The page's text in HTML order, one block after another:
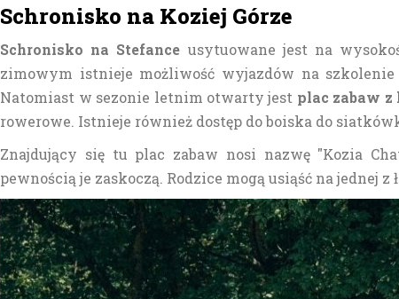
Schronisko na Koziej Górze
Schronisko na Stefance usytuowane jest na
zimowym istnieje możliwość wyjazdów na
Natomiast w sezonie letnim otwarty jest plac zabaw
rowerowe. Istnieje również dostęp do boiska do
Znajdujący się tu plac zabaw nosi nazwę "Kozia
pewnością je zaskoczą. Rodzice mogą usiąść na jednej